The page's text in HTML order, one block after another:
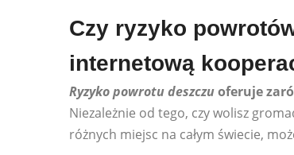
Czy ryzyko
internetową
Ryzyko powrotu deszczuoferuje
Niezależnie od tego, czy wolisz
różnych miejsc na całym świecie,